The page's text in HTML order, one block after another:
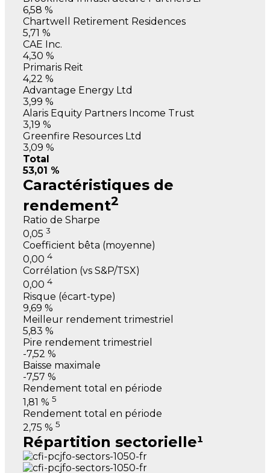
6,58 %
Chartwell Retirement Residences
5,71 %
CAE Inc.
4,30 %
Primaris Reit
4,22 %
Advantage Energy Ltd
3,99 %
Alaris Equity Partners Income Trust
3,19 %
Greenfire Resources Ltd
3,09 %
Total
53,01 %
Caractéristiques de
rendement2
Ratio de Sharpe
0,053
Coefficient bêta (moyenne)
0,004
Corrélation (vs S&P/TSX)
0,004
Risque (écart-type)
9,69 %
Meilleur rendement trimestriel
5,83 %
Pire rendement trimestriel
-7,52 %
Baisse maximale
-7,57 %
Rendement total en période
1,81 %5
Rendement total en période
2,75 %5
Répartition sectorielle¹